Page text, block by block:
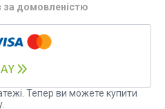
за домовленістю
Тепер ви можете купити